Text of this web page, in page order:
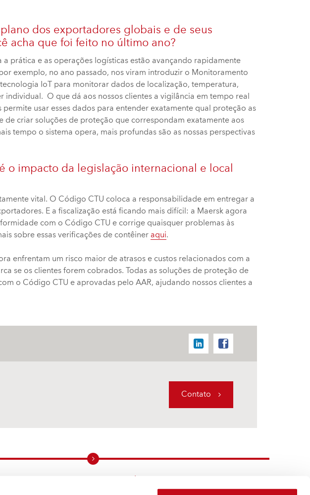
dos exportadores globais e de seus
acha que foi feito no último ano?
prática e as operações logísticas estão avançando rapidamente
exemplo, no ano passado, nos viram introduzir o Monitoramento
IoT para monitorar dados de localização, temperatura,
O que dá aos nossos clientes a vigilância em tempo real
usar esses dados para entender exatamente qual proteção as
criar soluções de proteção que correspondam exatamente aos
tempo o sistema opera, mais profundas são as nossas perspectivas
o impacto da legislação internacional e local
vital. O Código CTU coloca a responsabilidade em entregar a
E a fiscalização está ficando mais difícil: a Maersk agora
com o Código CTU e corrige quaisquer problemas às
sobre essas verificações de contêiner aqui.
enfrentam um risco maior de atrasos e custos relacionados com a
se os clientes forem cobrados. Todas as soluções de proteção de
o Código CTU e aprovadas pelo AAR, ajudando nossos clientes a
Contato